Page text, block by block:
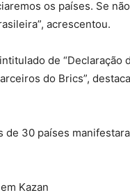
os países. Se
acrescentou.
de “Declaração
do Brics”,
de 30 países
Kazan